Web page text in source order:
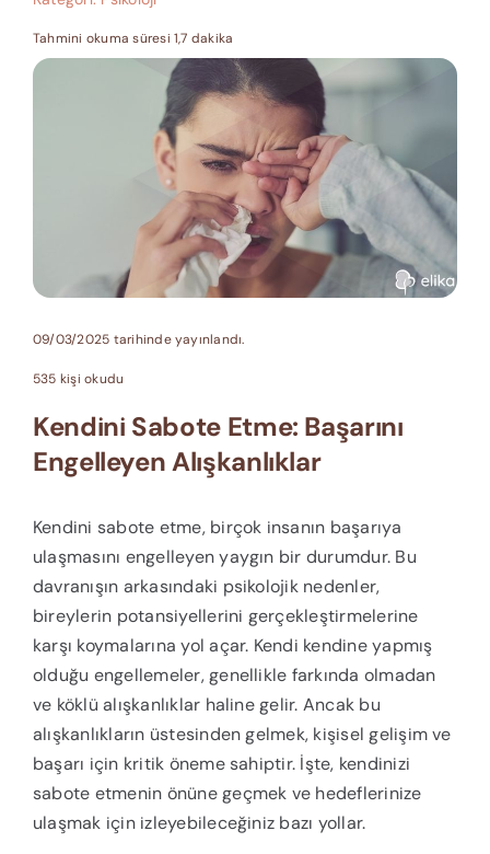
Tahmini okuma süresi 1,7 dakika
09/03/2025 tarihinde yayınlandı.
535 kişi okudu
Kendini Sabote Etme: Başarını
Engelleyen Alışkanlıklar
Kendini sabote etme, birçok insanın başarıya
ulaşmasını engelleyen yaygın bir durumdur. Bu
davranışın arkasındaki psikolojik nedenler,
bireylerin potansiyellerini gerçekleştirmelerine
karşı koymalarına yol açar. Kendi kendine yapmış
olduğu engellemeler, genellikle farkında olmadan
ve köklü alışkanlıklar haline gelir. Ancak bu
alışkanlıkların üstesinden gelmek, kişisel gelişim ve
başarı için kritik öneme sahiptir. İşte, kendinizi
sabote etmenin önüne geçmek ve hedeflerinize
ulaşmak için izleyebileceğiniz bazı yollar.